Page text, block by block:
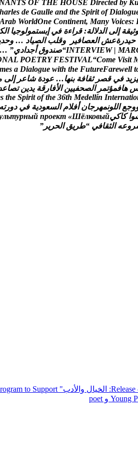
NANTS OF THE HOUSE Directed by K
harles de Gaulle and the Spirit of Dialogu
Arab WorldOne Continent, Many Voices:
وثيقة إلى الدللة: قراءة في إبستمولوجيا الك
حيدرةعش العصافير وقلب الصياد … وحد
INTERVIEW | MAR
“صندوق أجدادي”
…
NAL POETRY FESTIVAL“Come Visit
mes a Dialogue with the FutureFarewell t
يزيد في قصر ثقافة بنها… عودة شاعر إلى
هافمؤتمر الصحفيين الفارقة يدين تصاع
s the Spirit of the 36th Medellín Internatio
وجع اللونمهرجان أفلم السعودية في دورته
وا كاكي льтурный проект «Шёлковый
ر وعه الثقافي “طريق الحرير ”
: الخيال والأدب" inviting poets and writers from around the world to participate in Kazakh
to Support
Young